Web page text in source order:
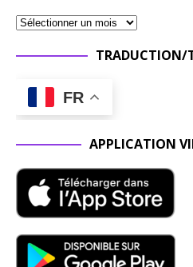
TRADUCTION/
FR
APPLICATION